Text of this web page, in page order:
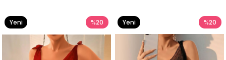
%20
Yeni
Ürün
%20
Yeni
Ürün